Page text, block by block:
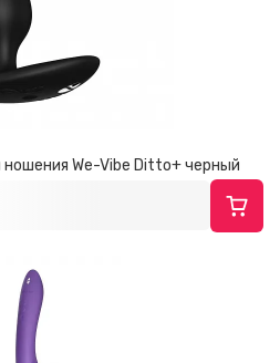
ношения We-Vibe Ditto+ черный